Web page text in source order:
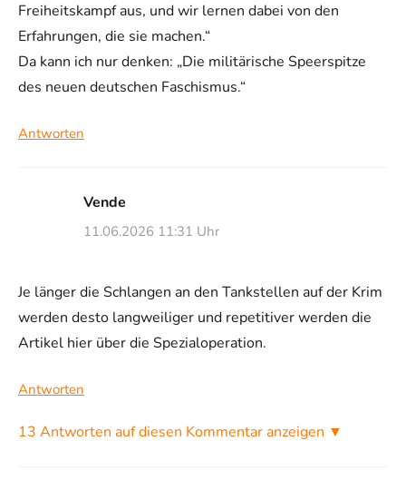
Freiheitskampf aus, und wir lernen dabei von den
Erfahrungen, die sie machen.“
Da kann ich nur denken: „Die militärische Speerspitze
des neuen deutschen Faschismus.“
Antworten
Vende
11.06.2026 11:31 Uhr
Je länger die Schlangen an den Tankstellen auf der Krim
werden desto langweiliger und repetitiver werden die
Artikel hier über die Spezialoperation.
Antworten
13 Antworten auf diesen Kommentar anzeigen ▼